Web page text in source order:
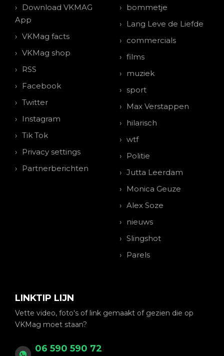
Download VKMAG
App
VKMag facts
VKMag shop
RSS
Facebook
Twitter
Instagram
Tik Tok
Privacy settings
Partnerberichten
bommetje
Lang Leve de Liefde
commercials
films
muziek
sport
Max Verstappen
hilarisch
wtf
Politie
Jutta Leerdam
Monica Geuze
Alex Soze
nieuws
Slingshot
Parels
LINKTIP LIJN
Vette video, foto's of link gemaakt of gezien die op
VKMag moet staan?
06 590 590 72